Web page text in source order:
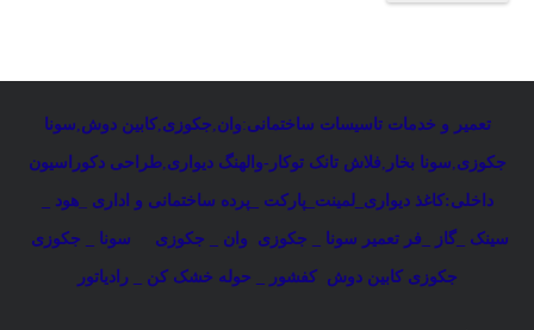
تعمیر و خدمات تاسیسات ساختمانی:وان جکوزی ,کابین دوش سونا
جکوزی سونا بخار فلاش تانک توکار-والهنگ دیواری ,طراحی دکوراسیون
داخلی:کاغذ دیواری_لمینت_پارکت _پرده ساختمانی و اداری _هود _
سینک _گاز _فر تعمیر سونا _ جکوزی وان _ جکوزی سونا _ جکوزی
جکوزی کابین دوش کفشور _ حوله خشک کن _ رادیاتور